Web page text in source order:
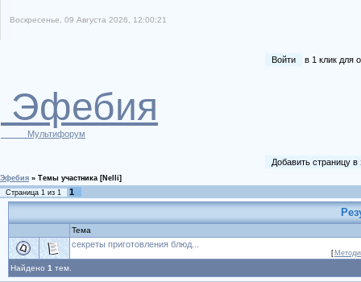
Воскресенье, 09 Августа 2026, 12:00:21
Войти в 1 клик для
Эфебия
Мультифорум
Добавить страницу
Эфебия » Темы участника [Nelli]
Страница 1 из 1 1
Тема
секреты приготовления блюд...
[
Найдено 1 тем.